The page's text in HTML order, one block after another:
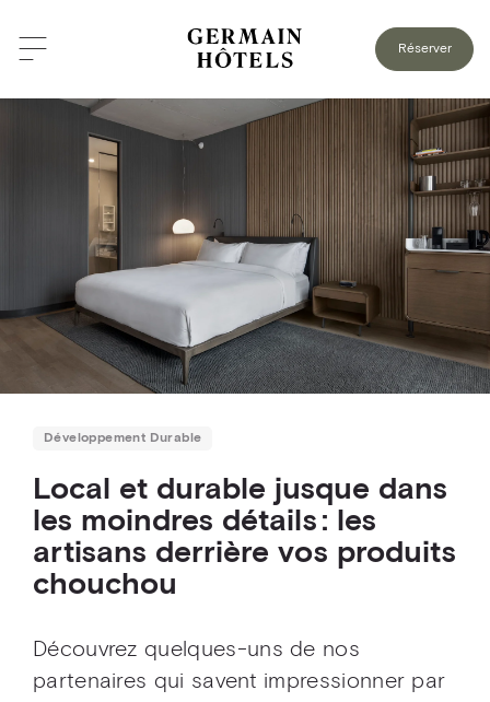
Réserver
Développement Durable
Local et durable jusque dans
les moindres détails : les
artisans derrière vos produits
chouchou
Découvrez quelques-uns de nos
partenaires qui savent impressionner par